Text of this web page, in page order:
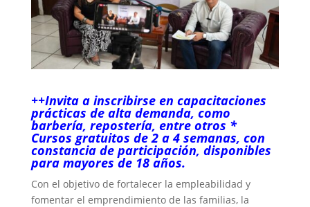
++Invita a inscribirse en capacitaciones
prácticas de alta demanda, como
barbería, repostería, entre otros *
Cursos gratuitos de 2 a 4 semanas, con
constancia de participación, disponibles
para mayores de 18 años.
Con el objetivo de fortalecer la empleabilidad y
fomentar el emprendimiento de las familias, la